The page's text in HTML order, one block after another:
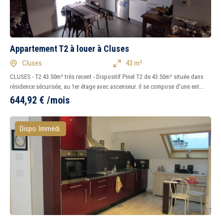
Appartement T2 à louer à Cluses
Cluses 43 m²
CLUSES - T2 43.50m² très recent - Dispositif Pinel T2 de 43.50m² située dans
résidence sécurisée, au 1er étage avec ascenseur. il se compose d'une ent...
644,92 € /mois
Dispo. Immédi.